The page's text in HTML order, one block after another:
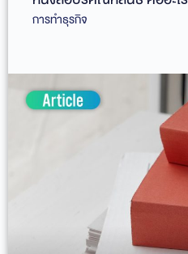
การทำธุรกิจ